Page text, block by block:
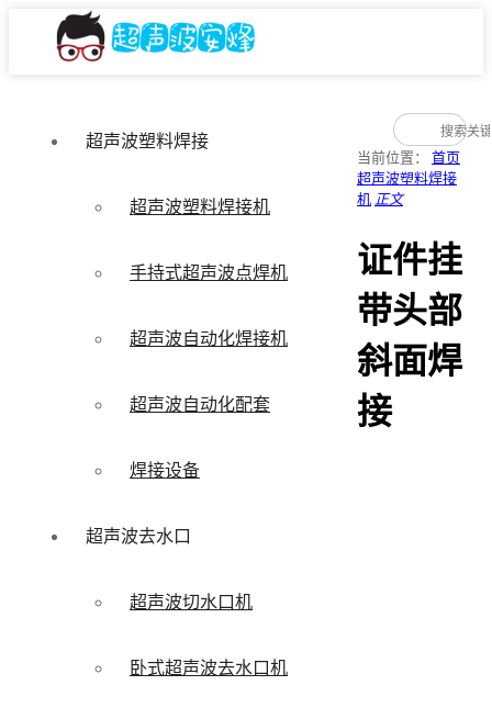
超声波塑料焊接
超声波塑料焊接机
手持式超声波点焊机
超声波自动化焊接机
超声波自动化配套
焊接设备
超声波去水口
超声波切水口机
卧式超声波去水口机
当前位置： 首页
超声波塑料焊接
机 正文
证件挂
带头部
斜面焊
接